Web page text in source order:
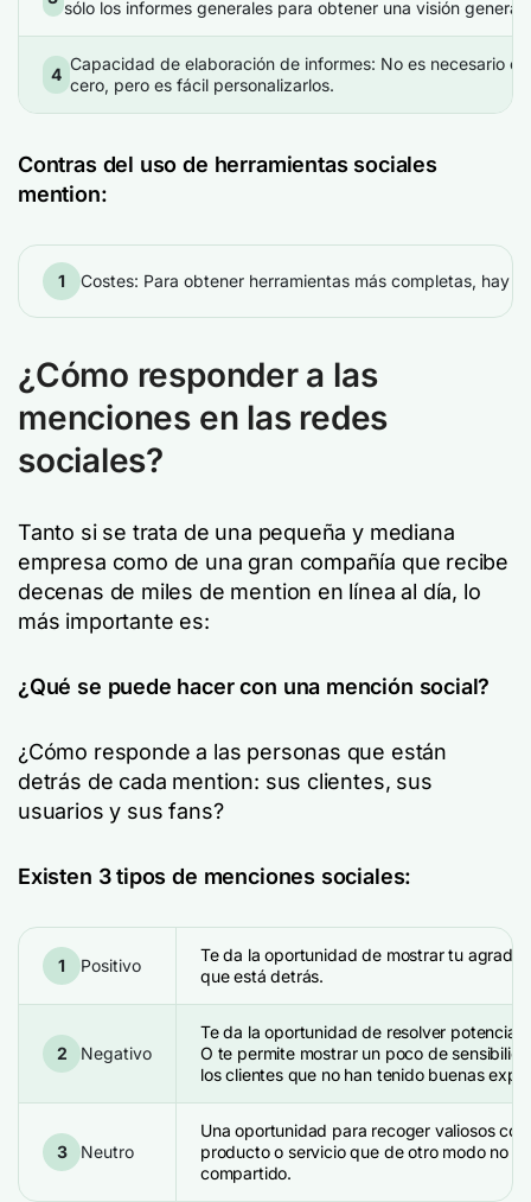
sólo los informes generales para obtener una visión general
4
Capacidad de elaboración de informes: No es necesario
cero, pero es fácil personalizarlos.
Contras del uso de herramientas sociales
mention:
1 Costes: Para obtener herramientas más completas, hay
¿Cómo responder a las
menciones en las redes
sociales?
Tanto si se trata de una pequeña y mediana
empresa como de una gran compañía que recibe
decenas de miles de mention en línea al día, lo
más importante es:
¿Qué se puede hacer con una mención social?
¿Cómo responde a las personas que están
detrás de cada mention: sus clientes, sus
usuarios y sus fans?
Existen 3 tipos de menciones sociales:
1 Positivo
Te da la oportunidad de mostrar tu
que está detrás.
2 Negativo
Te da la oportunidad de resolver
O te permite mostrar un poco de
los clientes que no han tenido buenas
3 Neutro
Una oportunidad para recoger valiosos
producto o servicio que de otro modo no
compartido.